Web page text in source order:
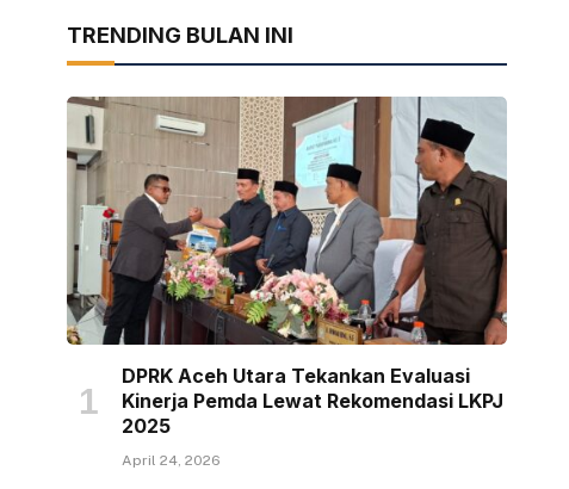
TRENDING BULAN INI
DPRK Aceh Utara Tekankan Evaluasi
Kinerja Pemda Lewat Rekomendasi LKPJ
2025
April 24, 2026